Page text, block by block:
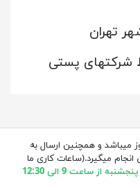
تهران
شرکتهای پستی
میباشد و همچنین ارسال به
میگیرد.(ساعات کاری ما
پنجشنبه از ساعت 9 الی 12:30